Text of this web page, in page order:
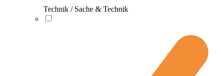
Technik / Sache & Technik